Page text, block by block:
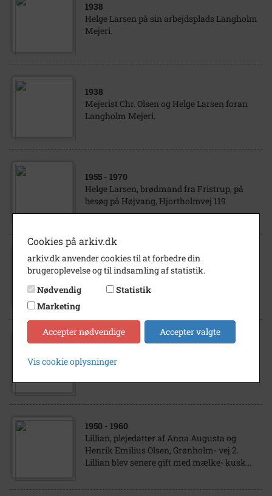
1938
Helge Larsen på sin arbejdsplads Langholm
Mejeri.
1938
Mejerist Chr. Olsen og Helge Larsen foran
Langholm Mejeri.
1955 - 1970
Helge Larsen, brødmand fra Fristrup, på
besøg på Højvang, Hjortholmvej 119
1960- 1969
Personarkiv Gerda Larsen, gift med Knud
Helge Larsen
1967
Ella Larsen, Mørkmosegård, Tåstrupvej
1950 - 1960
Lillian, plejedatter af Anna Augusta og
Henrik Emilius Olsen, Grønholm- vej 2.
Lillian blev senere gift med mælke- kusk...
Cookies på arkiv.dk
arkiv.dk anvender cookies til at forbedre din
brugeroplevelse og til indsamling af statistik.
Nødvendig
Statistik
Marketing
Accepter nødvendige Accepter valgte
Vis cookie oplysninger